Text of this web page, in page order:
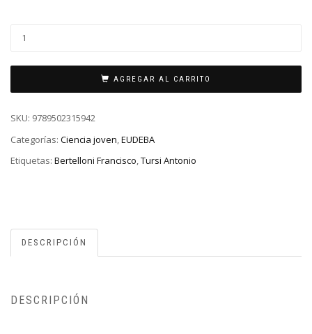
AGREGAR AL CARRITO
SKU: 9789502315942
Categorías: Ciencia joven,EUDEBA
Etiquetas: Bertelloni Francisco,Tursi Antonio
DESCRIPCIÓN
DESCRIPCIÓN